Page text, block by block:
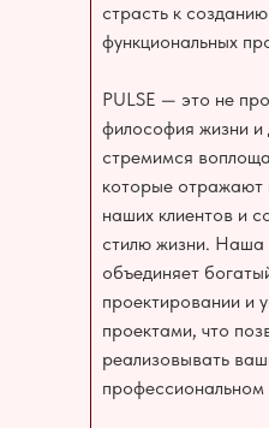
страсть к
функциональных
PULSE — это не
философия жизни
стремимся
которые отражают
наших клиентов и
стилю жизни. Наша
объединяет
проектировании и
проектами, что
реализовывать
профессиональном